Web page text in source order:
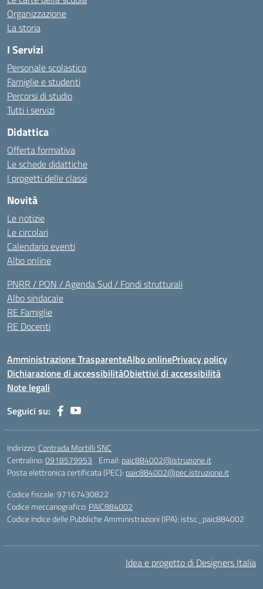
Organizzazione
La storia
I Servizi
Personale scolastico
Famiglie e studenti
Percorsi di studio
Tutti i servizi
Didattica
Offerta formativa
Le schede didattiche
I progetti delle classi
Novità
Le notizie
Le circolari
Calendario eventi
Albo online
PNRR / PON / Agenda Sud / Fondi strutturali
Albo sindacale
RE Famiglie
RE Docenti
Amministrazione TrasparenteAlbo onlinePrivacy policy
Dichiarazione di accessibilitàObiettivi di accessibilità
Note legali
Seguici su:
Indirizzo: Contrada Mortilli SNC
Centralino:0918579953 Email: paic884002@istruzione.it
Posta elettronica certificata (PEC): paic884002@pec.istruzione.it
Codice fiscale: 97167430822
Codice meccanografico: PAIC884002
Codice Indice delle Pubbliche Amministrazioni (IPA): istsc_paic884002
Idea e progetto di Designers Italia